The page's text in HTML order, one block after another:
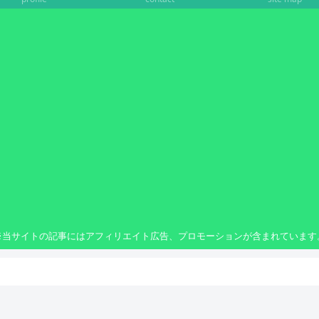
サイトの記事にはアフィリエイト広告、プロモーションが含まれています